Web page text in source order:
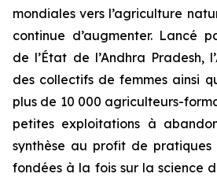
mondiales vers l’agriculture
continue d’augmenter. Lancé
de l’État de l’Andhra Pradesh,
des collectifs de femmes ainsi
plus de 10 000 agriculteurs-
petites exploitations à
synthèse au profit de pratiques
fondées à la fois sur la science